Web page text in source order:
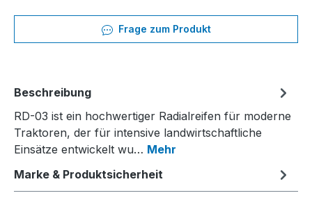
Frage zum Produkt
Beschreibung
RD-03 ist ein hochwertiger Radialreifen für moderne
Traktoren, der für intensive landwirtschaftliche
Einsätze entwickelt wu… Mehr
Marke & Produktsicherheit